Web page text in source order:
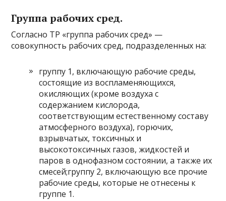
Группа рабочих сред.
Согласно ТР «группа рабочих сред» —
совокупность рабочих сред, подразделенных на:
группу 1, включающую рабочие среды,
состоящие из воспламеняющихся,
окисляющих (кроме воздуха с
содержанием кислорода,
соответствующим естественному составу
атмосферного воздуха), горючих,
взрывчатых, токсичных и
высокотоксичных газов, жидкостей и
паров в однофазном состоянии, а также их
смесей;группу 2, включающую все прочие
рабочие среды, которые не отнесены к
группе 1.